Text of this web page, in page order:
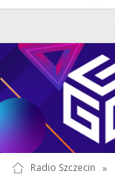
Radio Szczecin »